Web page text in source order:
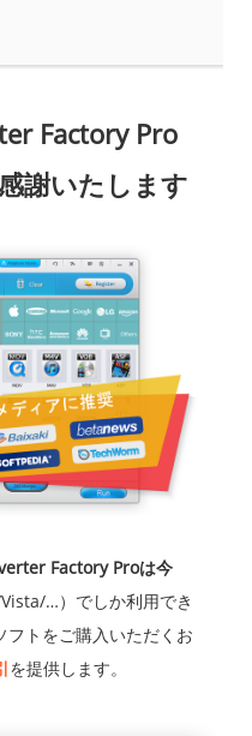
Factory Pro
謝いたします
Factory Proは今
…）でしか利用でき
フトをご購入いただくお
を提供します。